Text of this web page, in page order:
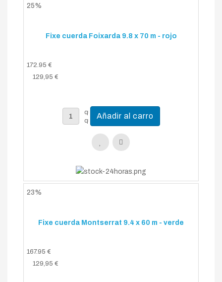
25%
Fixe cuerda Foixarda 9.8 x 70 m - rojo
172.95 €
129,95 €
23%
Fixe cuerda Montserrat 9.4 x 60 m - verde
167.95 €
129,95 €